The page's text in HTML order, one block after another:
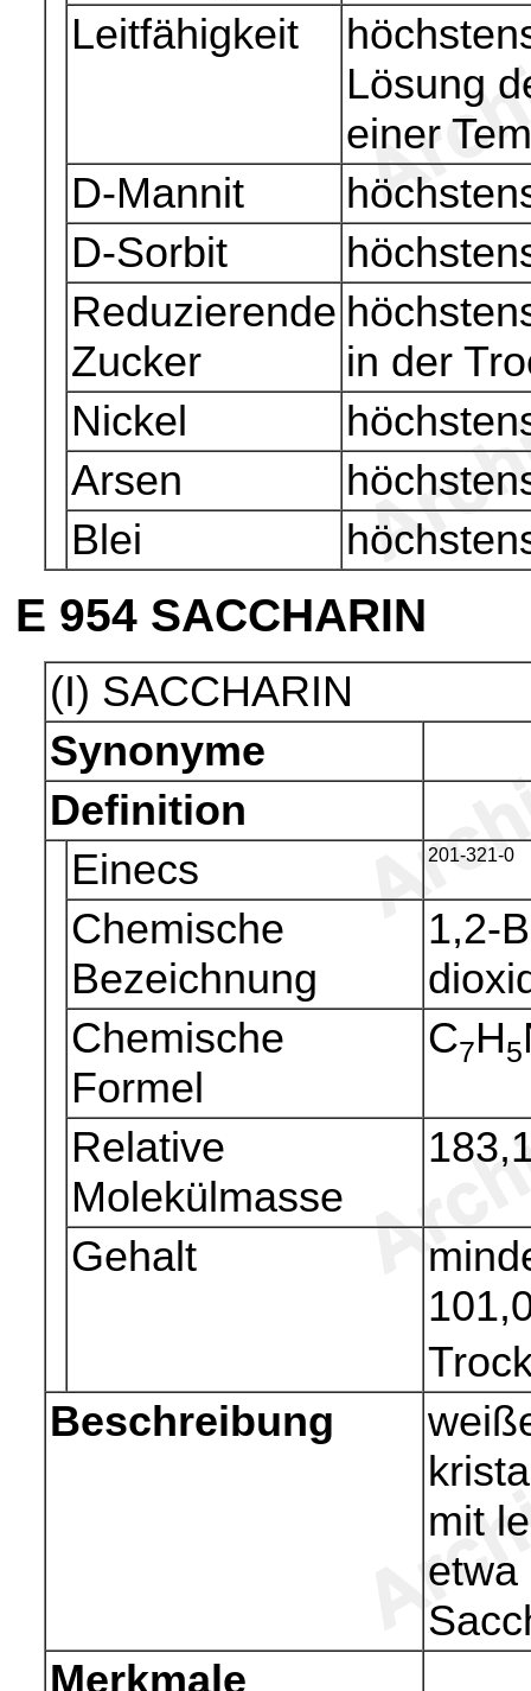
Leitfähigkeit
Lösung
einer
D-Mannit
D-Sorbit
Reduzierende
Zucker
in der
Nickel
Arsen
Blei
E 954 SACCHARIN
(I) SACCHARIN
Synonyme
Definition
Einecs
201-321-0
Chemische
Bezeichnung
1,2-
Chemische
Formel
C7H5
Relative
Molekülmasse
Gehalt
Beschreibung
mit
etwa
Merkmale